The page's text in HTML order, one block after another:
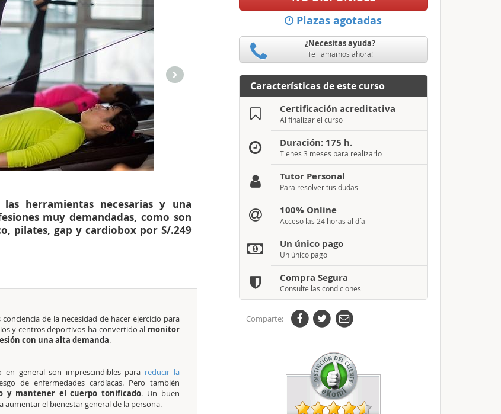
Comercial y Ventas
Medio Ambiente
herramientas necesarias y una
muy demandadas, como son
pilates, gap y cardiobox por S/.249
de la necesidad de hacer ejercicio para
y centros deportivos ha convertido al monitor
con una alta demanda.
en general son imprescindibles para reducir la
de enfermedades cardíacas. Pero también
y mantener el cuerpo tonificado. Un buen
aumentar el bienestar general de la persona.
Plazas agotadas
¿Necesitas ayuda?
Te llamamos ahora!
Características de este curso
Certificación acreditativa
Al finalizar el curso
Duración: 175 h.
Tienes 3 meses para realizarlo
Tutor Personal
Para resolver tus dudas
100% Online
Acceso las 24 horas al día
Un único pago
Un único pago
Compra Segura
Consulte las condiciones
Comparte: